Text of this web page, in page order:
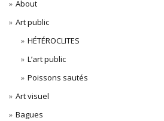
About
Art public
HÉTÉROCLITES
L’art public
Poissons sautés
Art visuel
Bagues